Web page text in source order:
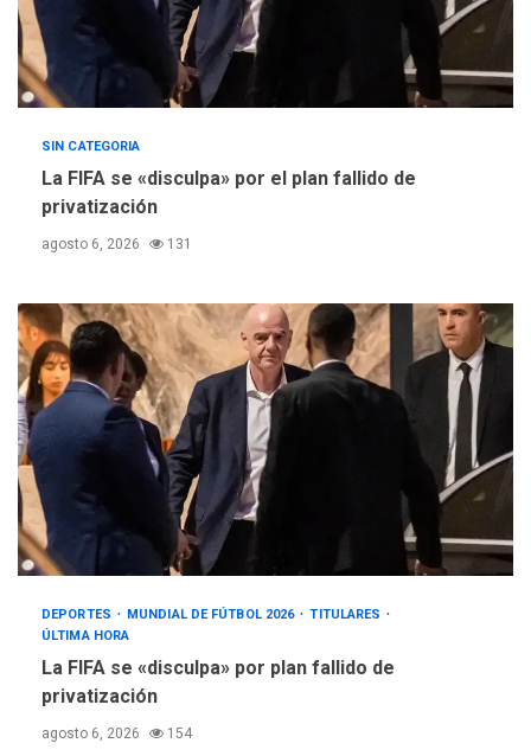
SIN CATEGORIA
La FIFA se «disculpa» por el plan fallido de
privatización
agosto 6, 2026 131
DEPORTES MUNDIAL DE FÚTBOL 2026
TITULARES
ÚLTIMA HORA
La FIFA se «disculpa» por plan fallido de
privatización
agosto 6, 2026 154